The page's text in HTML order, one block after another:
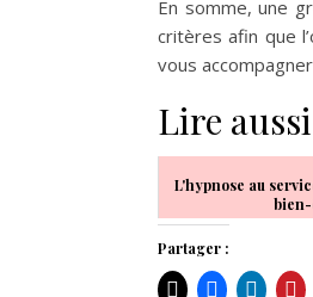
En somme, une
critères afin que
vous
Lire aussi
L'hypnose au
Partager :